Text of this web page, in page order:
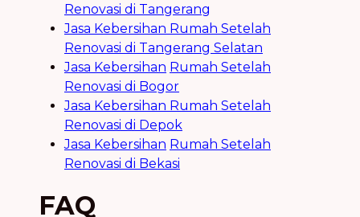
Renovasi di Tangerang
Jasa Kebersihan Rumah Setelah
Renovasi di Tangerang Selatan
Jasa Kebersihan Rumah Setelah
Renovasi di Bogor
Jasa Kebersihan Rumah Setelah
Renovasi di Depok
Jasa Kebersihan Rumah Setelah
Renovasi di Bekasi
FAQ